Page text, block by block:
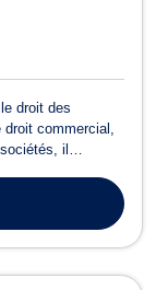
droit des
commercial,
il
légales et